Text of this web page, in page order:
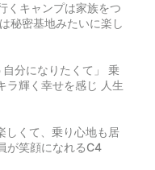
くキャンプは家族をつ
秘密基地みたいに楽し
分になりたくて」 乗
ラ輝く幸せを感じ 人生
しくて、乗り心地も居
が笑顔になれるC4